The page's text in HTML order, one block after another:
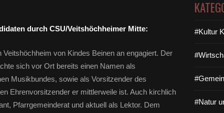
durch CSU/Veitshöchheimer Mitte:
von Kindes Beinen an engagiert. Der
sich vor Ort bereits einen Namen als
Musikbundes, sowie als Vorsitzender des
Ehrenvorsitzender er mittlerweile ist. Auch kirchlich
Pfarrgemeinderat und aktuell als Lektor. Dem
#Kultur
#Natur